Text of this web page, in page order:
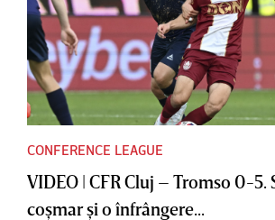
CONFERENCE LEAGUE
VIDEO | CFR Cluj – Tromso 0-5.
coşmar şi o înfrângere...